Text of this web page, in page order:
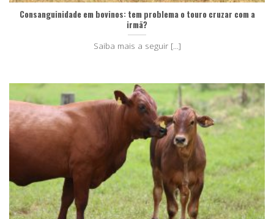
Consanguinidade em bovinos: tem problema o touro cruzar com a
irmã?
Saiba mais a seguir [...]